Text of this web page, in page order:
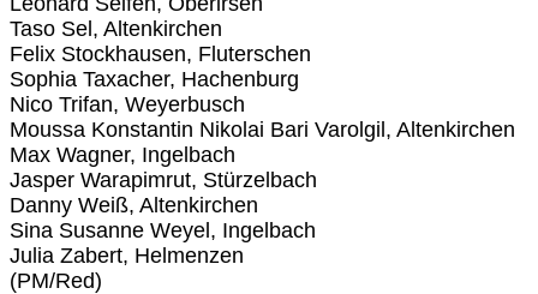
Taso Sel, Altenkirchen
Felix Stockhausen, Fluterschen
Sophia Taxacher, Hachenburg
Nico Trifan, Weyerbusch
Moussa Konstantin Nikolai Bari Varolgil, Altenkirchen
Max Wagner, Ingelbach
Jasper Warapimrut, Stürzelbach
Danny Weiß, Altenkirchen
Sina Susanne Weyel, Ingelbach
Julia Zabert, Helmenzen
(PM/Red)